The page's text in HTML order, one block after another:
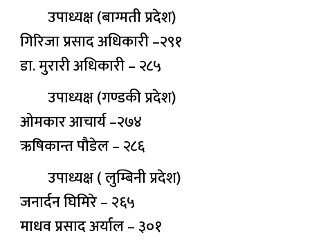
उपाध्यक्ष (बाग्मती प्रदेश)
गिरिजा प्रसाद अधिकारी –२९१
डा. मुरारी अधिकारी – २८५
उपाध्यक्ष (गण्डकी प्रदेश)
ओमकार आचार्य –२७४
ऋषिकान्त पौडेल – २८६
उपाध्यक्ष ( लुम्बिनी प्रदेश)
जनार्दन घिमिरे – २६५
माधव प्रसाद अर्याल – ३०१